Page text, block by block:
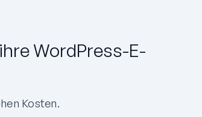
WordPress-E-
Kosten.